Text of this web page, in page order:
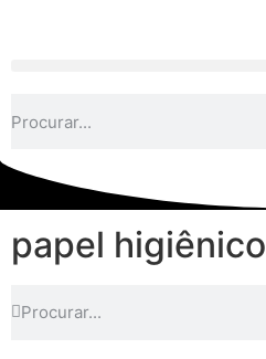
papel higiênico